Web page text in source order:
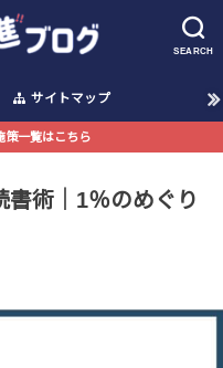
SEARCH
サイトマップ
策一覧はこちら
書術｜1％のめぐり